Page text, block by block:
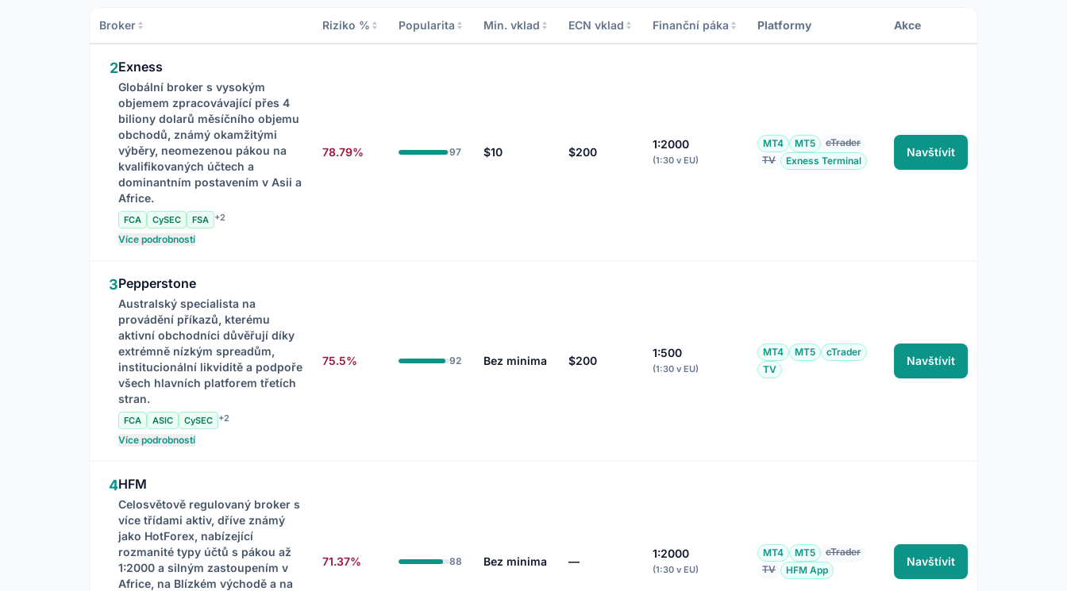
Broker Riziko % Popularita Min. vklad ECN vklad Finanční páka Platformy Akce
2Exness
Globální broker s vysokým
objemem zpracovávající přes 4
biliony dolarů měsíčního objemu
obchodů, známý okamžitými
výběry, neomezenou pákou na
kvalifikovaných účtech a
dominantním postavením v Asii a
Africe.
FCA CySEC FSA +2
Více podrobností
78.79% 97 $10 $200
1:2000
(1:30 v EU)
MT4 MT5
cTrader
TV
Exness Terminal
Navštívit
3Pepperstone
Australský specialista na
provádění příkazů, kterému
aktivní obchodníci důvěřují díky
extrémně nízkým spreadům,
institucionální likviditě a podpoře
všech hlavních platforem třetích
stran.
FCA ASIC CySEC +2
Více podrobností
75.5% 92 Bez minima $200
1:500
(1:30 v EU)
MT4 MT5
cTrader
TV
Navštívit
4HFM
Celosvětově regulovaný broker s
více třídami aktiv, dříve známý
jako HotForex, nabízející
rozmanité typy účtů s pákou až
1:2000 a silným zastoupením v
Africe, na Blízkém východě a na
71.37% 88 Bez minima —
1:2000
(1:30 v EU)
MT4 MT5
cTrader
TV
HFM App
Navštívit